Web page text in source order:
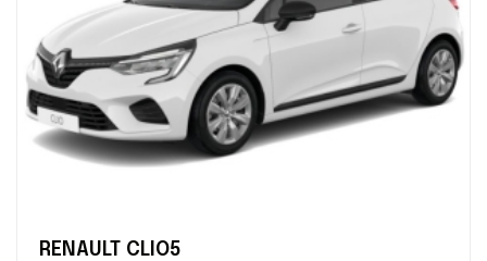
RENAULT CLIO5